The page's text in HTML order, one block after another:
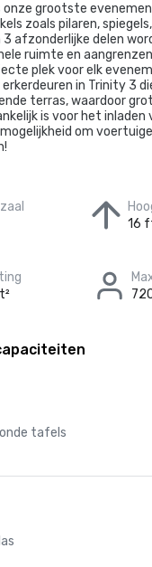
onze grootste
zoals pilaren,
3 afzonderlijke delen
ruimte en
plek voor elk
in Trinity 3
terras, waardoor
is voor het inladen
om
16
tafels